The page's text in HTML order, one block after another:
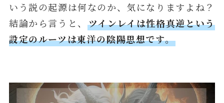
いう説の起源は何なのか、気になりますよね？
結論から言うと、 ツインレイは性格真逆という
設定のルーツは東洋の陰陽思想です。